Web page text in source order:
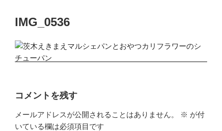
IMG_0536
コメントを残す
メールアドレスが公開されることはありません。 ※ が付
いている欄は必須項目です